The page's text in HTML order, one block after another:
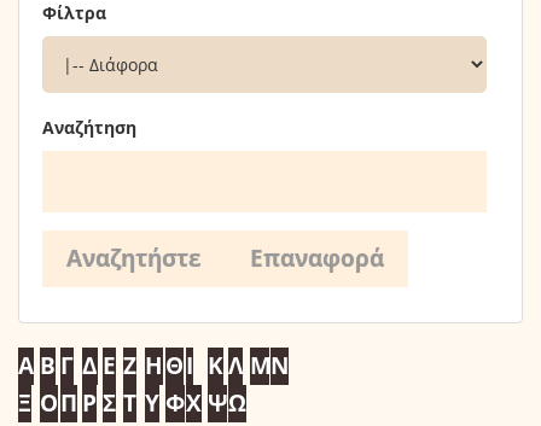
Φίλτρα
Αναζήτηση
Α Β Γ Δ Ε Ζ ΗΘΙ ΚΛ ΜΝ
Ξ ΟΠ Ρ Σ Τ Υ ΦΧ ΨΩ